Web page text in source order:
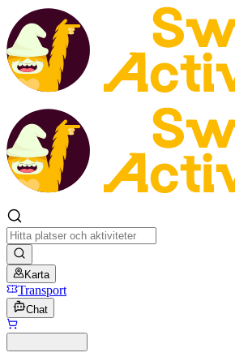
Karta
Transport
Chat